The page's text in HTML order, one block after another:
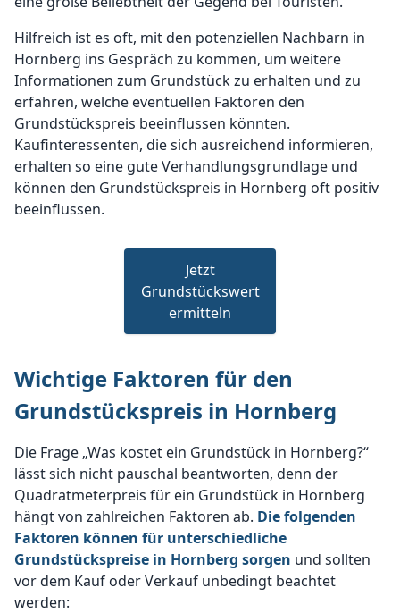
Hilfreich ist es oft, mit den potenziellen Nachbarn in
Hornberg ins Gespräch zu kommen, um weitere
Informationen zum Grundstück zu erhalten und zu
erfahren, welche eventuellen Faktoren den
Grundstückspreis beeinflussen könnten.
Kaufinteressenten, die sich ausreichend informieren,
erhalten so eine gute Verhandlungsgrundlage und
können den Grundstückspreis in Hornberg oft positiv
beeinflussen.
Jetzt
Grundstückswert
ermitteln
Wichtige Faktoren für den
Grundstückspreis in Hornberg
Die Frage „Was kostet ein Grundstück in Hornberg?“
lässt sich nicht pauschal beantworten, denn der
Quadratmeterpreis für ein Grundstück in Hornberg
hängt von zahlreichen Faktoren ab. Die folgenden
Faktoren können für unterschiedliche
Grundstückspreise in Hornberg sorgen und sollten
vor dem Kauf oder Verkauf unbedingt beachtet
werden: